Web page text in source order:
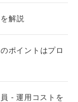
解説
ポイントはプロ
- 運用コストを